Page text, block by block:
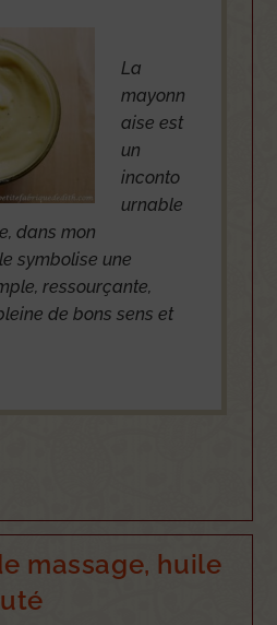
La
mayonn
aise est
un
inconto
urnable
dans mon
symbolise une
ressourçante,
de bons sens et
massage, huile